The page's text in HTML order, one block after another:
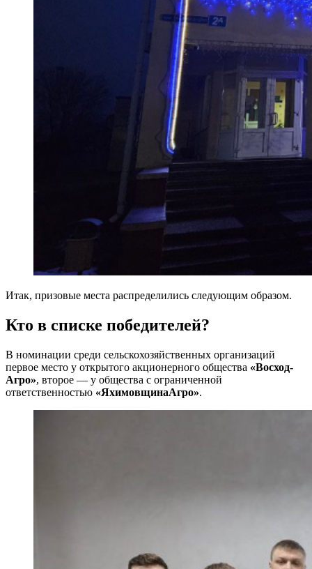
Итак, призовые места распределились следующим образом.
Кто в списке победителей?
В номинации среди сельскохозяйственных организаций
первое место у открытого акционерного общества «Восход-
Агро», второе — у общества с ограниченной
ответственностью «ЯхимовщинаАгро».